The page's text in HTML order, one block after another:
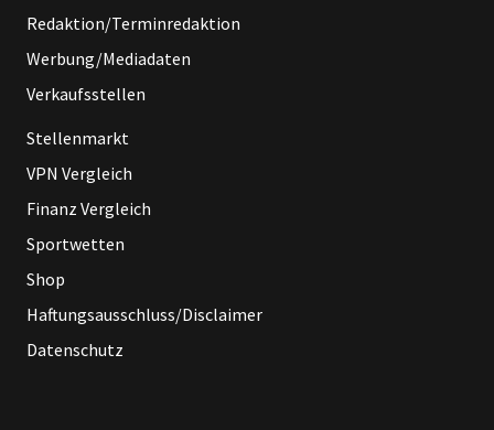
Redaktion/Terminredaktion
Werbung/Mediadaten
Verkaufsstellen
Stellenmarkt
VPN Vergleich
Finanz Vergleich
Sportwetten
Shop
Haftungsausschluss/Disclaimer
Datenschutz